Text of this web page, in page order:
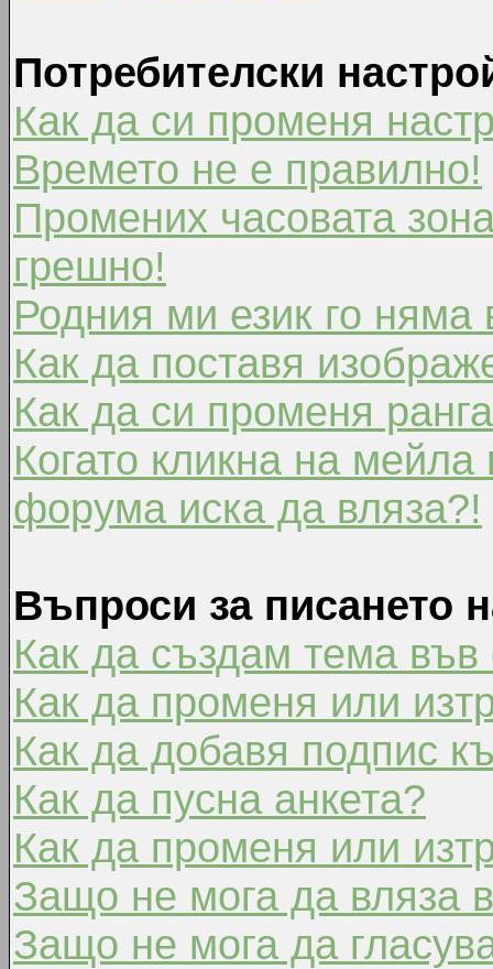
Потребителски
Как да си променя
Времето не е правилно!
Промених часовата
грешно!
Родния ми език го няма
Как да поставя
Как да си променя
Когато кликна на
форума иска да вляза?!
Въпроси за писането
Как да създам тема
Как да променя или
Как да добавя подпис
Как да пусна анкета?
Как да променя или
Защо не мога да вляза
Защо не мога да